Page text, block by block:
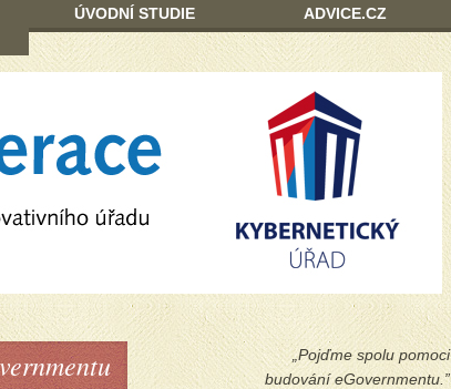
„Pojďme spolu pomoci
budování eGovernmentu.”
ÚVODNÍ STUDIE ADVICE.CZ